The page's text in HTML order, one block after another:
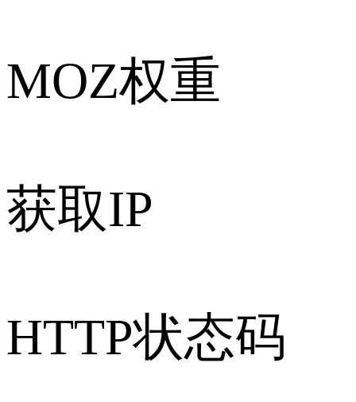
MOZ权重
获取IP
HTTP状态码